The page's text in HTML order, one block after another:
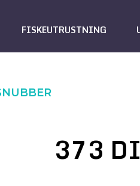
FISKEUTRUSTNING
373